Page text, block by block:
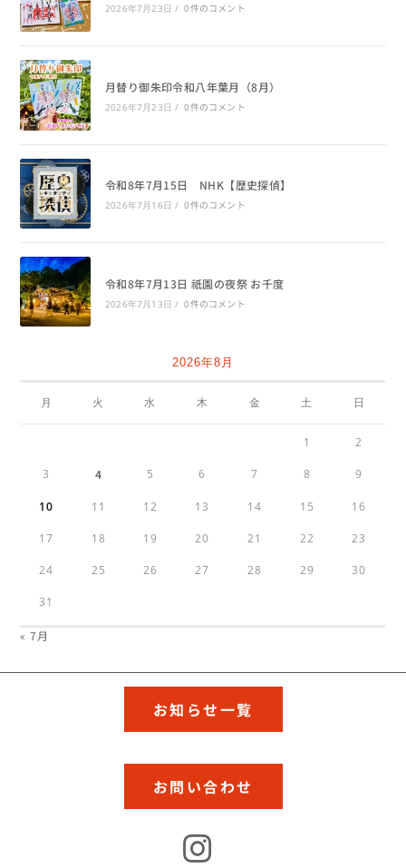
2026年7月23日 / 0件のコメント
月替り御朱印令和八年葉月（8月）
2026年7月23日 / 0件のコメント
令和8年7月15日 NHK【歴史探偵】
2026年7月16日 / 0件のコメント
令和8年7月13日 祇園の夜祭 お千度
2026年7月13日 / 0件のコメント
2026年8月
月 火 水 木 金 土 日
1 2
3 4 5 6 7 8 9
10 11 12 13 14 15 16
17 18 19 20 21 22 23
24 25 26 27 28 29 30
31
« 7月
お知らせ一覧
お問い合わせ